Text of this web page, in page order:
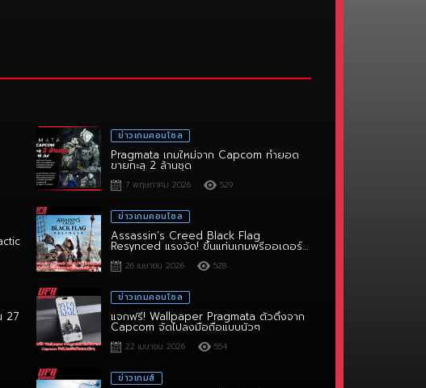
Pragmata เกมใหม่จาก Capcom ทำยอด
ขายทะลุ 2 ล้านชุด
7 พฤษภาคม 2026
Assassin’s Creed Black Flag
Resynced แรงจัด! ขึ้นแท่นเกมพรีออเดอร์
อันดับ 1
26 เมษายน 2026 528
แจกฟรี! Wallpaper Pragmata ตัวตึงจาก
Capcom จัดไปลงมือถือแบบนัวๆ
22 เมษายน 2026 554
Assassin’s Creed Valhalla เมื่อ “ฟัน